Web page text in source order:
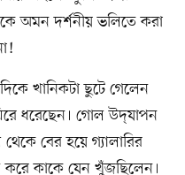
অমন দর্শনীয় ভলিতে করা
খানিকটা ছুটে গেলেন
ধরেছেন। গোল উদ্‌যাপন
বের হয়ে গ্যালারির
করে কাকে যেন খুঁজছিলেন।